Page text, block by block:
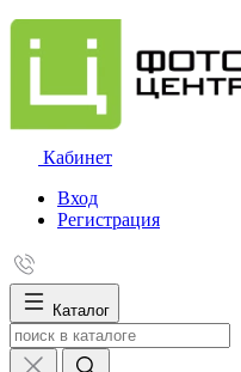
Кабинет
Вход
Регистрация
Каталог